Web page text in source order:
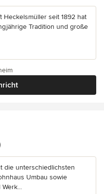
Heckelsmüller seit 1892 hat
Tradition und große
5 Sternen
die unterschiedlichsten
Umbau sowie